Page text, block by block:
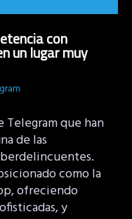
con
un lugar muy
Telegram que han
de las
como la
ofreciendo
y